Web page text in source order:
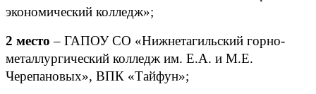
экономический колледж»;
2 место – ГАПОУ СО «Нижнетагильский горно-
металлургический колледж им. Е.А. и М.Е.
Черепановых», ВПК «Тайфун»;